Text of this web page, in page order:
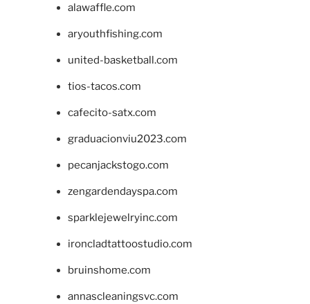
alawaffle.com
aryouthfishing.com
united-basketball.com
tios-tacos.com
cafecito-satx.com
graduacionviu2023.com
pecanjackstogo.com
zengardendayspa.com
sparklejewelryinc.com
ironcladtattoostudio.com
bruinshome.com
annascleaningsvc.com